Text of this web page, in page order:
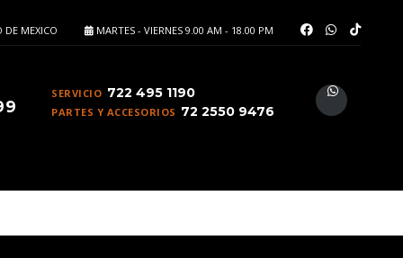
MARTES - VIERNES 9.00 AM - 18.00 PM
DE MEXICO
SERVICIO 722 495 1190
PARTES Y ACCESORIOS 72 2550 9476